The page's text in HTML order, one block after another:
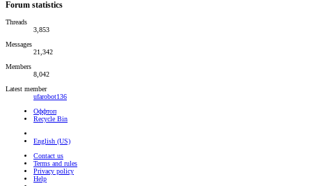
Forum statistics
Threads
3,853
Messages
21,342
Members
8,042
Latest member
ufarobot136
Оффтоп
Recycle Bin
English (US)
Contact us
Terms and rules
Privacy policy
Help